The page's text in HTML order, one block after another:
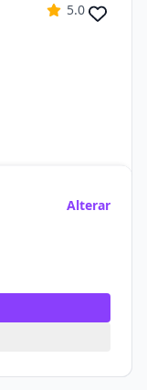
5.0
Alterar